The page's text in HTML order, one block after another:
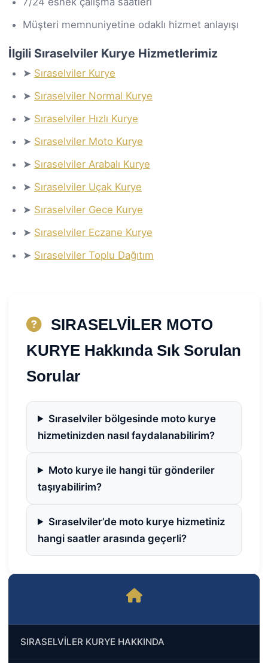
SIRASELVİLER KURYE HAKKINDA
Müşteri memnuniyetine odaklı hizmet anlayışı
İlgili Sıraselviler Kurye Hizmetlerimiz
➤ Sıraselviler Kurye
➤ Sıraselviler Normal Kurye
➤ Sıraselviler Hızlı Kurye
➤ Sıraselviler Moto Kurye
➤ Sıraselviler Arabalı Kurye
➤ Sıraselviler Uçak Kurye
➤ Sıraselviler Gece Kurye
➤ Sıraselviler Eczane Kurye
➤ Sıraselviler Toplu Dağıtım
SIRASELVİLER MOTO
KURYE Hakkında Sık Sorulan
Sorular
Sıraselviler bölgesinde moto kurye
hizmetinizden nasıl faydalanabilirim?
Moto kurye ile hangi tür gönderiler
taşıyabilirim?
Sıraselviler’de moto kurye hizmetiniz
hangi saatler arasında geçerli?